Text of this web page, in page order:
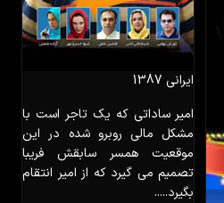
ایرانی 1387
امیر ساداتی که یک تاجر است با
مشکل مالی روبرو شده در این
موقعیت همسر سابقش فریبا
تصمیم می گیرد که از امیر انتقام
بگیرد.....